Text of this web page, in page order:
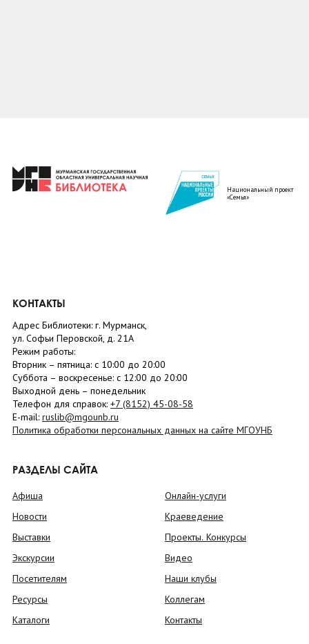
Национальный проект
«Семья»
КОНТАКТЫ
Адрес Библиотеки: г. Мурманск,
ул. Софьи Перовской, д. 21А
Режим работы:
Вторник – пятница: с 10:00 до 20:00
Суббота – воскресенье: c 12:00 до 20:00
Выходной день – понедельник
Телефон для справок: +7 (8152) 45-08-58
E-mail: ruslib@mgounb.ru
Политика обработки персональных данных на сайте МГОУНБ
РАЗДЕЛЫ САЙТА
Афиша
Новости
Выставки
Экскурсии
Посетителям
Ресурсы
Каталоги
Онлайн-услуги
Краеведение
Проекты. Конкурсы
Видео
Наши клубы
Коллегам
Контакты